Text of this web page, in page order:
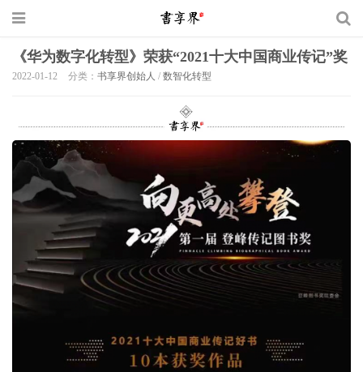
《华为数字化转型》荣获“2021十大中国商业传记”奖
2022-01-12 分类： 书享界创始人 / 数智化转型